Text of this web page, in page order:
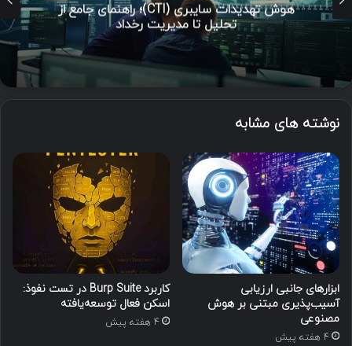
هوش تهدیدات سایبری (CTI)؛ راهنمای جامع از
تحلیل تا مدیریت رخداد
نوشته های مشابه
ابزارهای جانبی ارزیابی
آسیب‌پذیری مبتنی بر هوش
مصنوعی
4 هفته پیش
کاربرد Burp Suite در تست نفوذ:
اسکن فعال توسعه‌یافته
4 هفته پیش